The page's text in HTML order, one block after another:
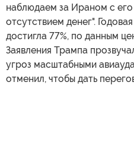
наблюдаем за Ираном с
отсутствием денег".
достигла 77%, по данным
Заявления Трампа
угроз масштабными
отменил, чтобы дать